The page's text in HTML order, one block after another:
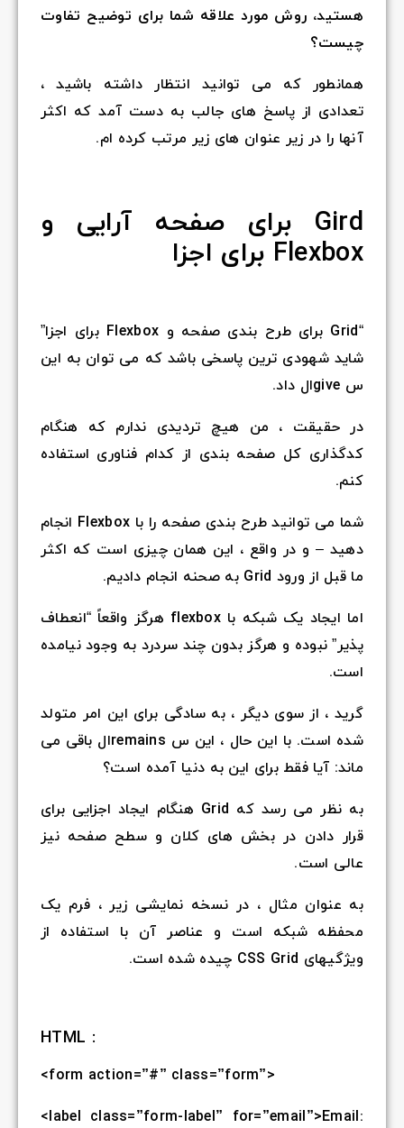
هستید، روش مورد علاقه شما برای توضیح تفاوت
چیست؟
همانطور که می توانید انتظار داشته باشید ،
تعدادی از پاسخ های جالب به دست آمد که اکثر
آنها را در زیر عنوان های زیر مرتب کرده ام.
Gird برای صفحه آرایی و
Flexbox برای اجزا
“Grid برای طرح بندی صفحه و Flexbox برای اجزا”
شاید شهودی ترین پاسخی باشد که می توان به این
س giveال داد.
در حقیقت ، من هیچ تردیدی ندارم که هنگام
کدگذاری کل صفحه بندی از کدام فناوری استفاده
کنم.
شما می توانید طرح بندی صفحه را با Flexbox انجام
دهید – و در واقع ، این همان چیزی است که اکثر
ما قبل از ورود Grid به صحنه انجام دادیم.
اما ایجاد یک شبکه با flexbox هرگز واقعاً “انعطاف
پذیر” نبوده و هرگز بدون چند سردرد به وجود نیامده
است.
گرید ، از سوی دیگر ، به سادگی برای این امر متولد
شده است. با این حال ، این س remainsال باقی می
ماند: آیا فقط برای این به دنیا آمده است؟
به نظر می رسد که Grid هنگام ایجاد اجزایی برای
قرار دادن در بخش های کلان و سطح صفحه نیز
عالی است.
به عنوان مثال ، در نسخه نمایشی زیر ، فرم یک
محفظه شبکه است و عناصر آن با استفاده از
ویژگیهای CSS Grid چیده شده است.
HTML :
<form action=”#” class=”form”>
<label class=”form-label” for=”email”>Email: